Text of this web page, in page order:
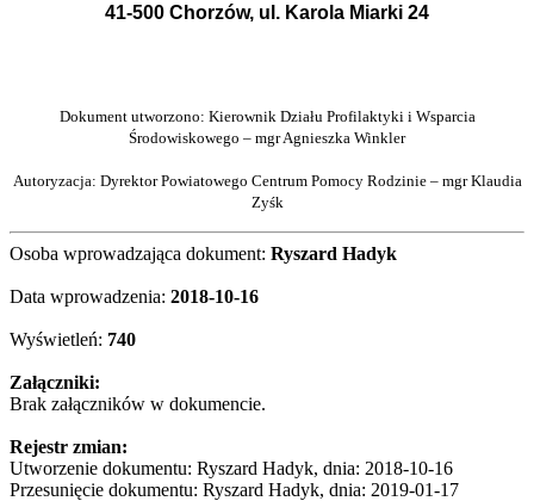
41-500 Chorzów, ul. Karola Miarki 24
Dokument utworzono: Kierownik Działu Profilaktyki i Wsparcia
Środowiskowego – mgr Agnieszka Winkler
Autoryzacja: Dyrektor Powiatowego Centrum Pomocy Rodzinie – mgr Klaudia
Zyśk
Osoba wprowadzająca dokument: Ryszard Hadyk
Data wprowadzenia: 2018-10-16
Wyświetleń: 740
Załączniki:
Brak załączników w dokumencie.
Rejestr zmian:
Utworzenie dokumentu: Ryszard Hadyk, dnia: 2018-10-16
Przesunięcie dokumentu: Ryszard Hadyk, dnia: 2019-01-17